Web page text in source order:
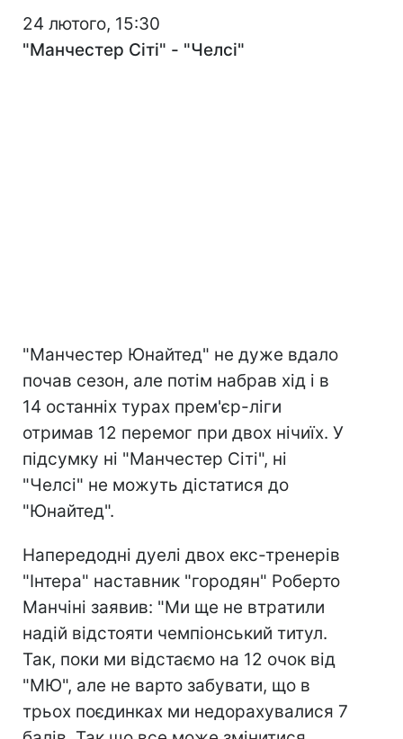
24 лютого, 15:30
"Манчестер Сіті" - "Челсі"
"Манчестер Юнайтед" не дуже вдало
почав сезон, але потім набрав хід і в
14 останніх турах прем'єр-ліги
отримав 12 перемог при двох нічиїх. У
підсумку ні "Манчестер Сіті", ні
"Челсі" не можуть дістатися до
"Юнайтед".
Напередодні дуелі двох екс-тренерів
"Інтера" наставник "городян" Роберто
Манчіні заявив: "Ми ще не втратили
надій відстояти чемпіонський титул.
Так, поки ми відстаємо на 12 очок від
"МЮ", але не варто забувати, що в
трьох поєдинках ми недорахувалися 7